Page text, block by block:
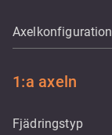
Axelkonfiguration
1:a axeln
Fjädringstyp